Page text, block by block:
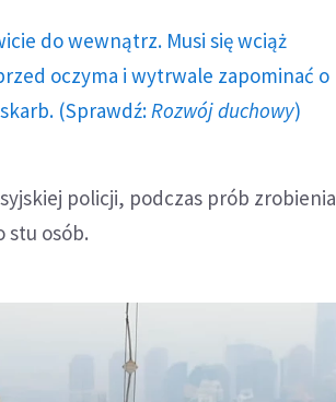
do wewnątrz. Musi się wciąż
oczyma i wytrwale zapominać o
(Sprawdź: Rozwój duchowy)
policji, podczas prób zrobienia
stu osób.